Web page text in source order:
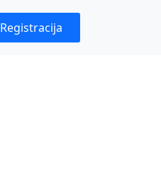
Registracija